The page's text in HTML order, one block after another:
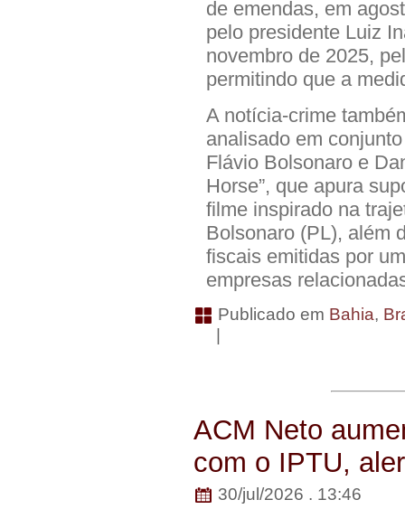
de emendas, em
pelo presidente Luiz
novembro de 2025,
permitindo que a
A notícia-crime
analisado em
Flávio Bolsonaro e
Horse”, que apura
filme inspirado na
Bolsonaro (PL), além
fiscais emitidas por
empresas
Publicado em Bahia,
ACM Neto
com o IPTU,
30/jul/2026 . 13:46